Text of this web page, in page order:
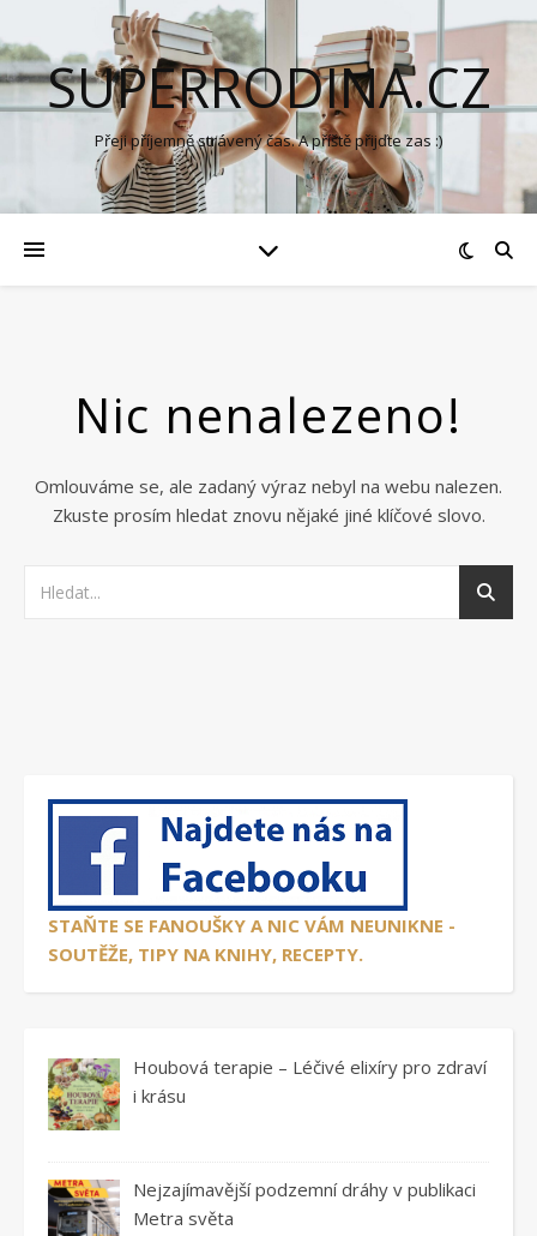
SUPERRODINA.CZ
Přeji příjemně strávený čas. A příště přijďte zas :)
Nic nenalezeno!
Omlouváme se, ale zadaný výraz nebyl na webu nalezen.
Zkuste prosím hledat znovu nějaké jiné klíčové slovo.
STAŇTE SE FANOUŠKY A NIC VÁM NEUNIKNE -
SOUTĚŽE, TIPY NA KNIHY, RECEPTY.
Houbová terapie – Léčivé elixíry pro zdraví
i krásu
Nejzajímavější podzemní dráhy v publikaci
Metra světa